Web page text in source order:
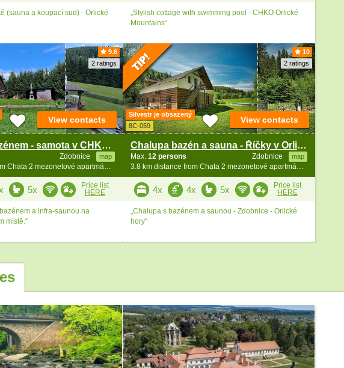
(sauna a koupací sud) - Orlické
„Stylish cottage with swimming pool - CHKO Orlické
Mountains“
9.6
2 ratings
Chalupa s bazénem - samota v CHKO Orlické hory
Zdobnice map
3.8 km distance from Chata 2 mezonetové apartmány - Zakletý
View contacts
5x
Price list
HERE
a infra-saunou na
místě.“
10
2 ratings
Silvestr je obsazený
8C-059
Chalupa bazén a sauna - Říčky v Orlických horách
Zdobnice map
Max. 12 persons
3.8 km distance from Chata 2 mezonetové apartmány - Zakletý
View contacts
4x 4x 5x
Price list
HERE
„Chalupa s bazénem a saunou - Zdobnice - Orlické
hory“